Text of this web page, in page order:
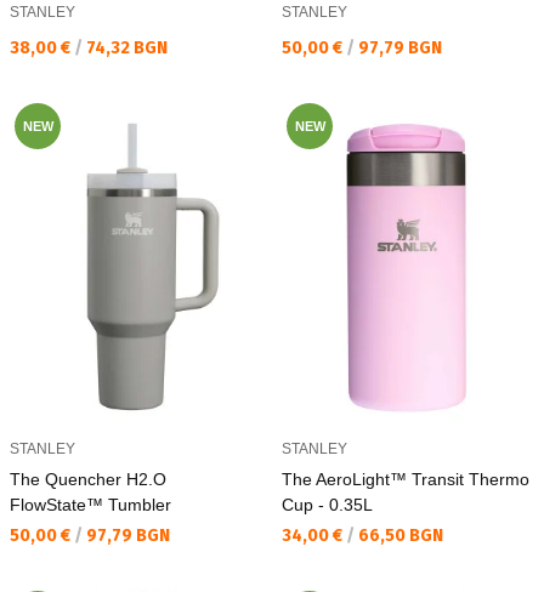
STANLEY
Текуща цена:
38,00 € / 74,32 BGN
STANLEY
Текуща цена:
50,00 € / 97,79 BGN
NEW
STANLEY
The Quencher H2.O
FlowState™ Tumbler
Текуща цена:
50,00 € / 97,79 BGN
NEW
STANLEY
The AeroLight™ Transit Thermo
Cup - 0.35L
Текуща цена:
34,00 € / 66,50 BGN